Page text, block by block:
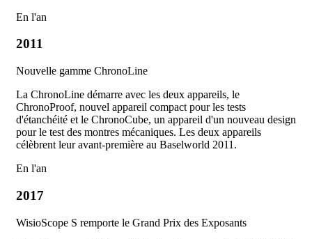
En l'an
2011
Nouvelle gamme ChronoLine
La ChronoLine démarre avec les deux appareils, le
ChronoProof, nouvel appareil compact pour les tests
d'étanchéité et le ChronoCube, un appareil d'un nouveau design
pour le test des montres mécaniques. Les deux appareils
célèbrent leur avant-première au Baselworld 2011.
En l'an
2017
WisioScope S remporte le Grand Prix des Exposants